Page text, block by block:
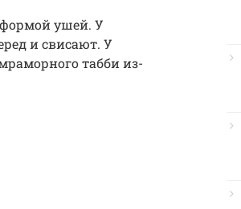
ушей. У
и свисают. У
табби из-